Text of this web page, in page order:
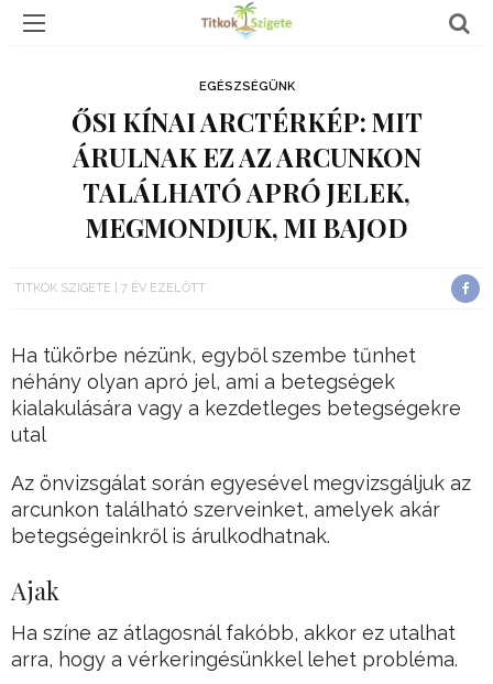
EGÉSZSÉGÜNK
ŐSI KÍNAI ARCTÉRKÉP: MIT
ÁRULNAK EZ AZ ARCUNKON
TALÁLHATÓ APRÓ JELEK,
MEGMONDJUK, MI BAJOD
TITKOK SZIGETE 7 ÉV EZELŐTT
Ha tükörbe nézünk, egyből szembe tűnhet
néhány olyan apró jel, ami a betegségek
kialakulására vagy a kezdetleges betegségekre
utal
Az önvizsgálat során egyesével megvizsgáljuk az
arcunkon található szerveinket, amelyek akár
betegségeinkről is árulkodhatnak.
Ajak
Ha színe az átlagosnál fakóbb, akkor ez utalhat
arra, hogy a vérkeringésünkkel lehet probléma.